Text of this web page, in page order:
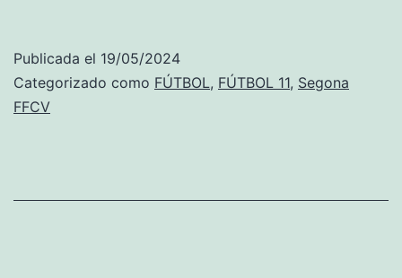
se
desciende
Publicada el 19/05/2024
Categorizado como FÚTBOL, FÚTBOL 11, Segona
FFCV